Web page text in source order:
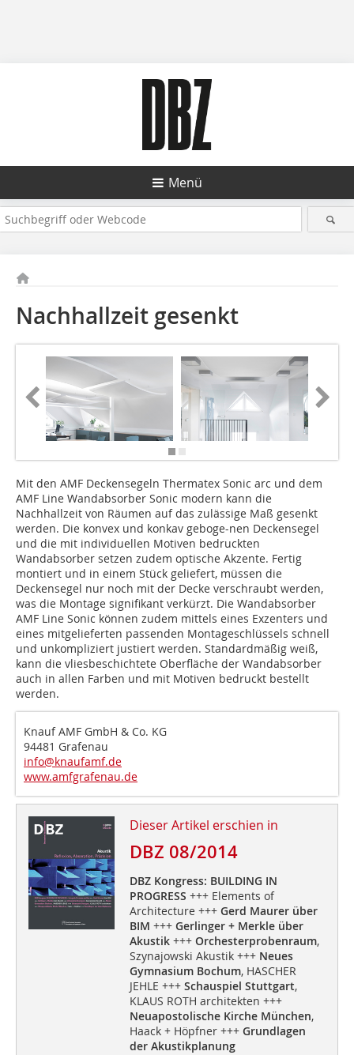
Menü
Nachhallzeit gesenkt
Mit den AMF Deckensegeln Thermatex Sonic arc und dem
AMF Line Wandabsorber Sonic modern kann die
Nachhallzeit von Räumen auf das zulässige Maß gesenkt
werden. Die konvex und konkav geboge-nen Deckensegel
und die mit individuellen Motiven bedruckten
Wandabsorber setzen zudem optische Akzente. Fertig
montiert und in einem Stück geliefert, müssen die
Deckensegel nur noch mit der Decke verschraubt werden,
was die Montage signifikant verkürzt. Die Wandabsorber
AMF Line Sonic können zudem mittels eines Exzenters und
eines mitgelieferten passenden Montageschlüssels schnell
und unkompliziert justiert werden. Standardmäßig weiß,
kann die vliesbeschichtete Oberfläche der Wandabsorber
auch in allen Farben und mit Motiven bedruckt bestellt
werden.
Knauf AMF GmbH & Co. KG
94481 Grafenau
info@knaufamf.de
www.amfgrafenau.de
Dieser Artikel erschien in
DBZ 08/2014
DBZ Kongress: BUILDING IN
PROGRESS +++ Elements of
Architecture +++ Gerd Maurer über
BIM +++Gerlinger + Merkle über
Akustik+++ Orchesterprobenraum,
Szynajowski Akustik +++ Neues
Gymnasium Bochum, HASCHER
JEHLE +++ Schauspiel Stuttgart,
KLAUS ROTH architekten +++
Neuapostolische Kirche München,
Haack + Höpfner +++ Grundlagen
der Akustikplanung